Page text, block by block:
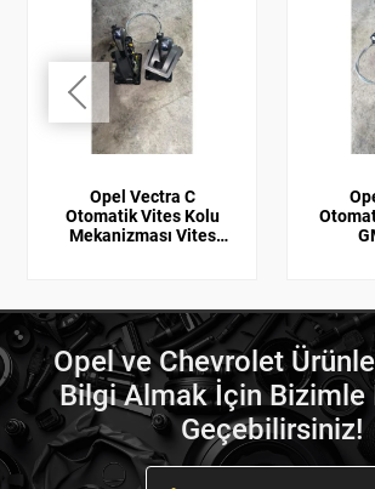
Opel Vectra C
Otomatik Vites Kolu
Mekanizması Vites
Opel ve Chevrolet
Bilgi Almak İçin Bizimle
Geçebilirsiniz!